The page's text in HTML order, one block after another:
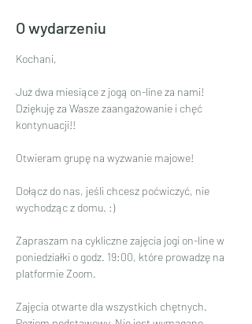
O wydarzeniu
Kochani,
Już dwa miesiące z jogą on-line za nami!
Dziękuję za Wasze zaangażowanie i chęć
kontynuacji!!
Otwieram grupę na wyzwanie majowe!
Dołącz do nas, jeśli chcesz poćwiczyć, nie
wychodząc z domu. :)
Zapraszam na cykliczne zajęcia jogi on-line w
poniedziałki o godz. 19:00, które prowadzę na
platformie Zoom.
Zajęcia otwarte dla wszystkich chętnych.